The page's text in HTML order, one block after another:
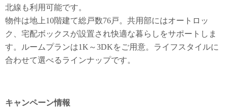
北線も利用可能です。
物件は地上10階建て総戸数76戸。共用部にはオートロッ
ク、宅配ボックスが設置され快適な暮らしをサポートしま
す。ルームプランは1K～3DKをご用意。ライフスタイルに
合わせて選べるラインナップです。
キャンペーン情報